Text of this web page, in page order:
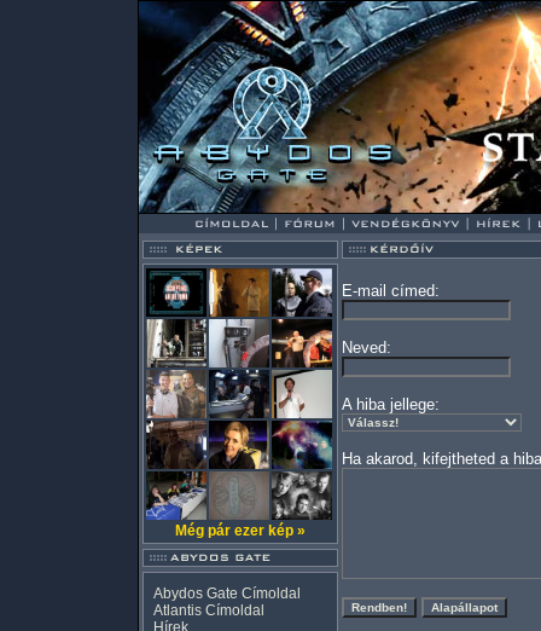
Még pár ezer kép »
Abydos Gate Címoldal
Atlantis Címoldal
Hírek
E-mail címed:
Neved:
A hiba jellege:
Ha akarod, kifejtheted a